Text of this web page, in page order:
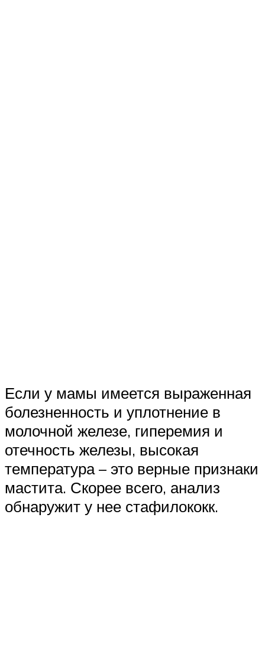
Если у мамы имеется выраженная
болезненность и уплотнение в
молочной железе, гиперемия и
отечность железы, высокая
температура – это верные признаки
мастита. Скорее всего, анализ
обнаружит у нее стафилококк.